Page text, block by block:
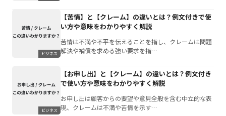
ビジネス
【苦情】と【クレーム】の違いとは？例文付きで使
い方や意味をわかりやすく解説
苦情は不満や不平を伝えることを指し、クレームは問題
解決や補償を求める強い要求を指…
ビジネス
【お申し出】と【クレーム】の違いとは？例文付き
で使い方や意味をわかりやすく解説
お申し出は顧客からの要望や意見全般を含む中立的な表
現、クレームは不満や苦情を示す…